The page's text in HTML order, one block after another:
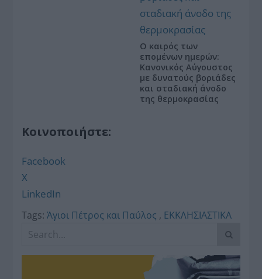
Ο καιρός των
επομένων ημερών:
Κανονικός Αύγουστος
με δυνατούς βοριάδες
και σταδιακή άνοδο
της θερμοκρασίας
Κοινοποιήστε:
Facebook
X
LinkedIn
Tags: Άγιοι Πέτρος και Παύλος , ΕΚΚΛΗΣΙΑΣΤΙΚΑ